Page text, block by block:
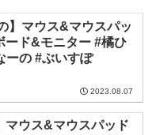
】マウス&マウスパッ
ード&モニター #橘ひ
ーの #ぶいすぽ
2023.08.07
マウス&マウスパッド